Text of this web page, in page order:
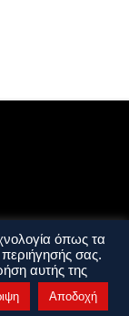
Χρήσης
όπως τα
σας.
αυτής της
Αποδοχή